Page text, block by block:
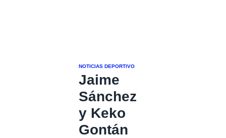
NOTICIAS DEPORTIVO
Jaime
Sánchez
y Keko
Gontán